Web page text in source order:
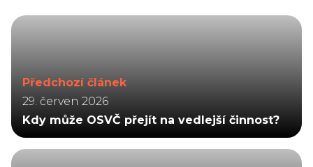
Předchozí článek
29. červen 2026
Kdy může OSVČ přejít na vedlejší činnost?